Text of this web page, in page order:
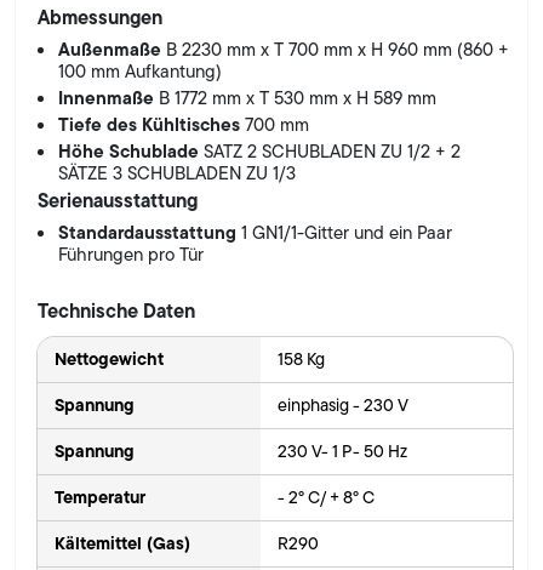
Abmessungen
Außenmaße B 2230 mm x T 700 mm x H 960 mm (860 +
100 mm Aufkantung)
Innenmaße B 1772 mm x T 530 mm x H 589 mm
Tiefe des Kühltisches700 mm
Höhe SchubladeSATZ 2 SCHUBLADEN ZU 1/2 + 2
SÄTZE 3 SCHUBLADEN ZU 1/3
Serienausstattung
Standardausstattung1 GN1/1-Gitter und ein Paar
Führungen pro Tür
Technische Daten
Nettogewicht 158 Kg
Spannung einphasig - 230 V
Spannung 230 V- 1 P- 50 Hz
Temperatur - 2° C/ + 8° C
Kältemittel (Gas) R290